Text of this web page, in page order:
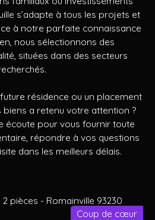
s’adapte à tous les projets et
à notre parfaite connaissance
nous sélectionnons des
situées dans des secteurs
résidence ou un placement
biens a retenu votre attention ?
écoute pour vous fournir toute
répondre à vos questions
dans les meilleurs délais.
Coup de cœur